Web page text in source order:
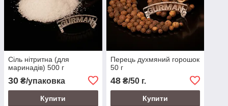
Сіль нітритна (для
маринадів) 500 г
30 ₴/упаковка
Купити
Перець духмяний горошок
50 г
48₴/50 г.
Купити